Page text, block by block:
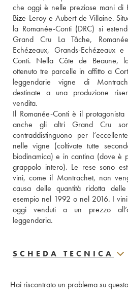
che oggi è nelle preziose mani di
Bize-Leroy e Aubert de Villaine.
la Romanée-Conti (DRC) si
Grand Cru La Tâche,
Echézeaux, Grands-Echézeaux
Conti. Nella Côte de Beaune,
ottenuto tre parcelle in affitto a
leggendarie vigne di
destinate a una produzione
vendita.
Il Romanée-Conti è il
anche gli altri Grand Cru
contraddistinguono per
nelle vigne (coltivate tutte
biodinamica) e in cantina (dove è
grappolo intero). Le rese sono
vini, come il Montrachet, non
causa delle quantità ridotta
esempio nel 1992 o nel 2016. I
oggi venduti a un prezzo
leggendaria.
SCHEDA TECNICA
Hai riscontrato un problema su